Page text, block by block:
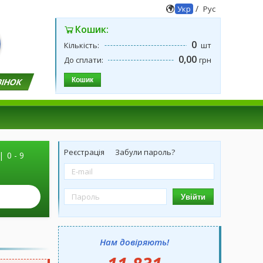
Укр / Рус
Кошик:
Кількість: 0 шт
До сплати:
0,00 грн
Кошик
| 0 - 9
Реєстрація Забули пароль?
Увійти
Нам довіряють!